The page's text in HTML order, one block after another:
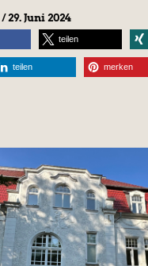
/29. Juni 2024
teilen
teilen merken